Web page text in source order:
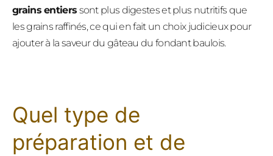
grains entiers sont plus digestes et plus nutritifs que
les grains raffinés, ce qui en fait un choix judicieux pour
ajouter à la saveur du gâteau du fondant baulois.
Quel type de
préparation et de